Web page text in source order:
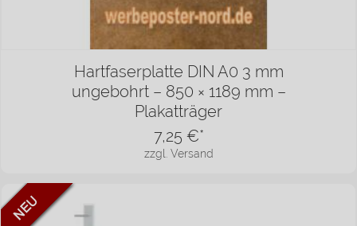
Hartfaserplatte DIN A0 3 mm
ungebohrt – 850 × 1189 mm –
Plakatträger
zzgl. Versand
7,25 €*